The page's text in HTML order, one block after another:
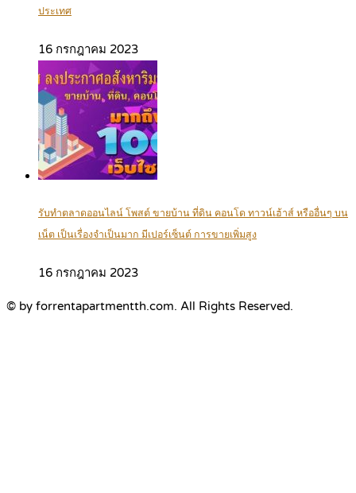
ประเทศ
16 กรกฎาคม 2023
รับทำตลาดออนไลน์ โพสต์ ขายบ้าน ที่ดิน คอนโด ทาวน์เฮ้าส์ หรืออื่นๆ บน
เน็ต เป็นเรื่องจำเป็นมาก มีเปอร์เซ็นต์ การขายเพิ่มสูง
16 กรกฎาคม 2023
© by forrentapartmentth.com. All Rights Reserved.